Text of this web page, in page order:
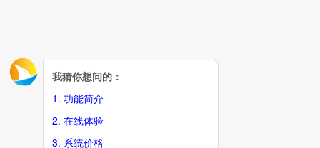
帮助中国外贸企业面向全球销售产品